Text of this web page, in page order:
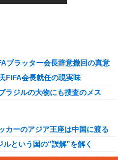
ブラッター会長辞意撤回の真意
FIFA会長就任の現実味
ラジルの大物にも捜査のメス
カーのアジア王座は中国に渡る
という国の“誤解”を解く